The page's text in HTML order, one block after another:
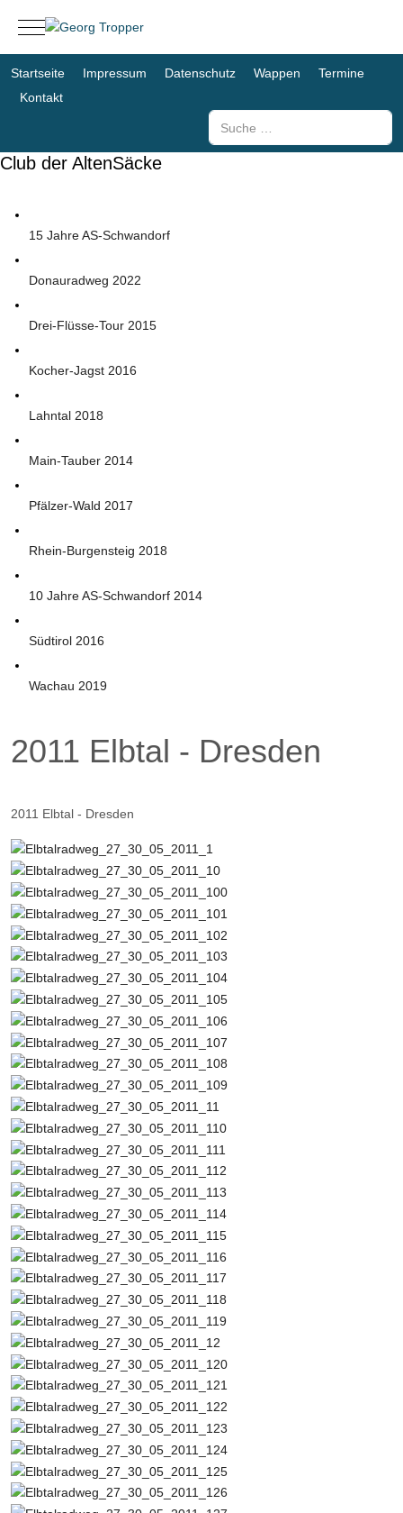
Mobile Menu Toggle
Startseite Impressum Datenschutz Wappen
Termine
Kontakt
Suchen
Club der AltenSäcke
15 Jahre AS-Schwandorf
Donauradweg 2022
Drei-Flüsse-Tour 2015
Kocher-Jagst 2016
Lahntal 2018
Main-Tauber 2014
Pfälzer-Wald 2017
Rhein-Burgensteig 2018
10 Jahre AS-Schwandorf 2014
Südtirol 2016
Wachau 2019
2011 Elbtal - Dresden
2011 Elbtal - Dresden